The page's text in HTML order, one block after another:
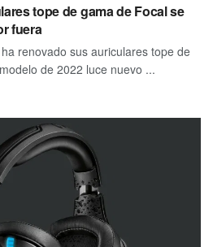
tope de gama de Focal se
fuera
renovado sus auriculares tope de
de 2022 luce nuevo ...